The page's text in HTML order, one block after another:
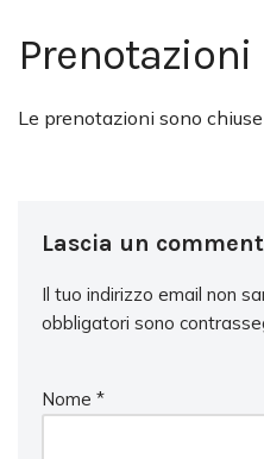
Prenotazioni
Le prenotazioni sono
Lascia un
Il tuo indirizzo email non
obbligatori sono
Nome *